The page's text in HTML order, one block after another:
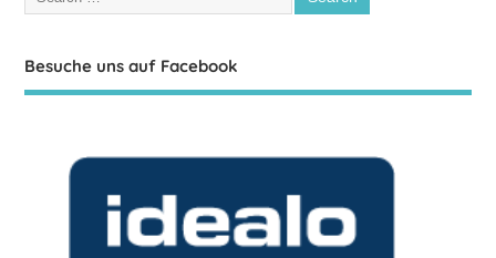
Besuche uns auf Facebook